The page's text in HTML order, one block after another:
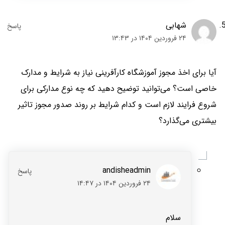
شهابی
۲۴ فروردین ۱۴۰۴ در ۱۳:۴۳
آیا برای اخذ مجوز آموزشگاه کارآفرینی نیاز به شرایط و مدارک
خاصی است؟ می‌توانید توضیح دهید که چه نوع مدارکی برای
شروع فرایند لازم است و کدام شرایط بر روند صدور مجوز تاثیر
بیشتری می‌گذارد؟
andisheadmin
۲۴ فروردین ۱۴۰۴ در ۱۴:۴۷
سلام